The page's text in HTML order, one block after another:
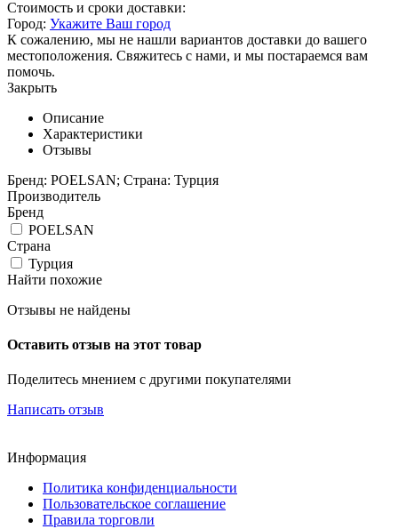
Стоимость и сроки доставки:
Город: Укажите Ваш город
К сожалению, мы не нашли вариантов доставки до вашего
местоположения. Свяжитесь с нами, и мы постараемся вам
помочь.
Закрыть
Описание
Характеристики
Отзывы
Бренд: POELSAN; Страна: Турция
Производитель
Бренд
POELSAN
Страна
Турция
Найти похожие
Отзывы не найдены
Оставить отзыв на этот товар
Поделитесь мнением с другими покупателями
Написать отзыв
Информация
Политика конфиденциальности
Пользовательское соглашение
Правила торговли